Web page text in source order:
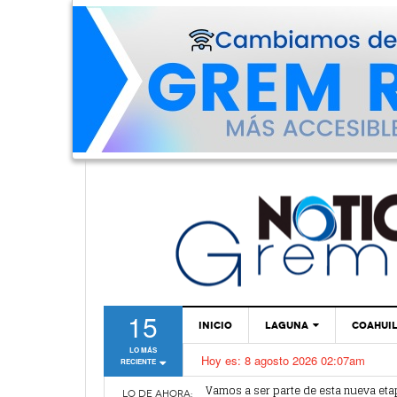
15
LO MÁS
RECIENTE
INICIO LAGUNA
TORREÓN
GÓMEZ PALACIO
Hoy es: 8 agosto 2026 02:07am
LO DE AHORA:
Vamos a ser parte de esta nueva